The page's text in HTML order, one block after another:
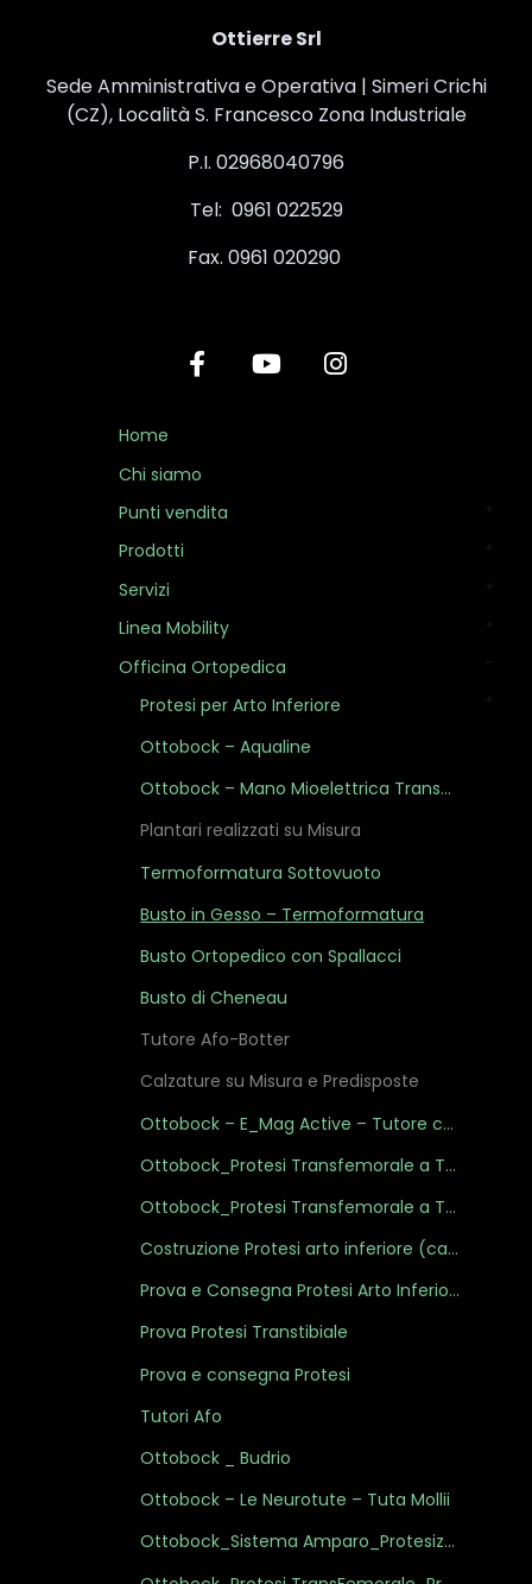
Ottierre Srl
Sede Amministrativa e Operativa | Simeri Crichi
(CZ), Località S. Francesco Zona Industriale
P.I. 02968040796
Tel: 0961 022529
Fax. 0961 020290
Home
Chi siamo
Punti vendita
Prodotti
Servizi
Linea Mobility
Officina Ortopedica
Protesi per Arto Inferiore
Ottobock – Aqualine
Ottobock – Mano Mioelettrica Transcarpale
Plantari realizzati su Misura
Termoformatura Sottovuoto
Busto in Gesso – Termoformatura
Busto Ortopedico con Spallacci
Busto di Cheneau
Tutore Afo-Botter
Calzature su Misura e Predisposte
Ottobock – E_Mag Active – Tutore con Controllo Elettronico del Ginocchio
Ottobock_Protesi Transfemorale a Tenuta Ipobarica I
Ottobock_Protesi Transfemorale a Tenuta Ipobarica II
Costruzione Protesi arto inferiore (calco in gesso)
Prova e Consegna Protesi Arto Inferiore
Prova Protesi Transtibiale
Prova e consegna Protesi
Tutori Afo
Ottobock _ Budrio
Ottobock – Le Neurotute – Tuta Mollii
Ottobock_Sistema Amparo_Protesizzazione immediata TransTibiale